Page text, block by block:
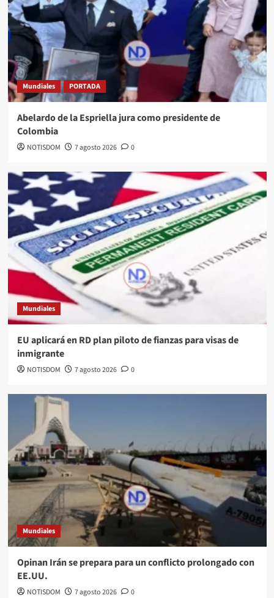
Mundiales PORTADA
Abelardo de la Espriella jura como presidente de
Colombia
NOTISDOM 7 agosto 2026 0
Mundiales
EU aplicará en RD plan piloto de fianzas para visas de
inmigrante
NOTISDOM 7 agosto 2026 0
Mundiales
Opinan Irán se prepara para un conflicto prolongado con
EE.UU.
NOTISDOM 7 agosto 2026 0